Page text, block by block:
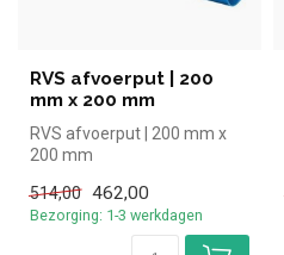
RVS afvoerput | 200
mm x 200 mm
RVS afvoerput | 200 mm x
200 mm
514,00 462,00
Bezorging: 1-3 werkdagen